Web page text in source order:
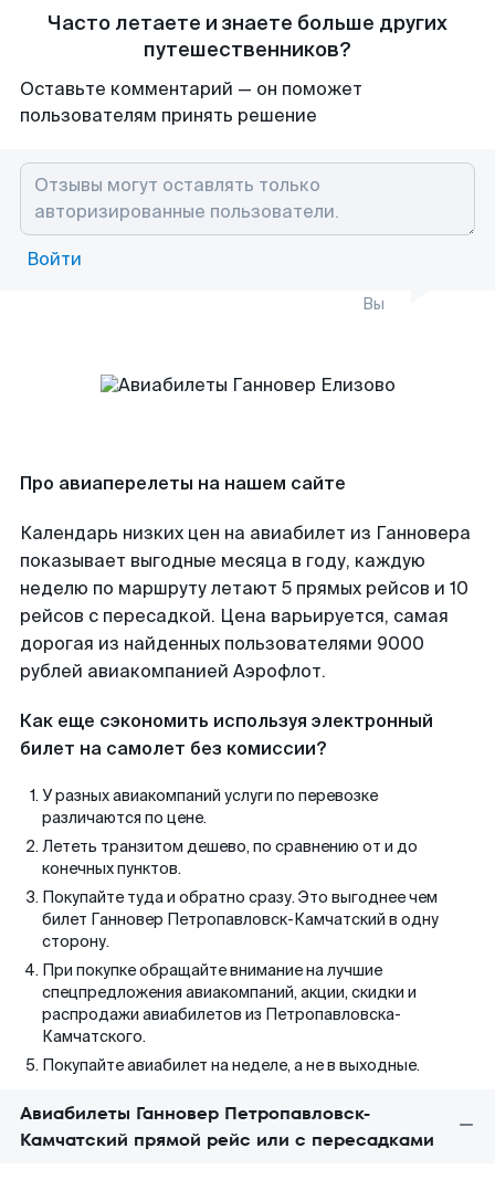
Часто летаете и знаете больше других
путешественников?
Оставьте комментарий — он поможет
пользователям принять решение
Войти
Вы
Про авиаперелеты на нашем сайте
Календарь низких цен на авиабилет из Ганновера
показывает выгодные месяца в году, каждую
неделю по маршруту летают 5 прямых рейсов и 10
рейсов с пересадкой. Цена варьируется, самая
дорогая из найденных пользователями 9000
рублей авиакомпанией Аэрофлот.
Как еще сэкономить используя электронный
билет на самолет без комиссии?
У разных авиакомпаний услуги по перевозке
различаются по цене.
Лететь транзитом дешево, по сравнению от и до
конечных пунктов.
Покупайте туда и обратно сразу. Это выгоднее чем
билет Ганновер Петропавловск-Камчатский в одну
сторону.
При покупке обращайте внимание на лучшие
спецпредложения авиакомпаний, акции, скидки и
распродажи авиабилетов из Петропавловска-
Камчатского.
Покупайте авиабилет на неделе, а не в выходные.
Авиабилеты Ганновер Петропавловск-
Камчатский прямой рейс или с пересадками